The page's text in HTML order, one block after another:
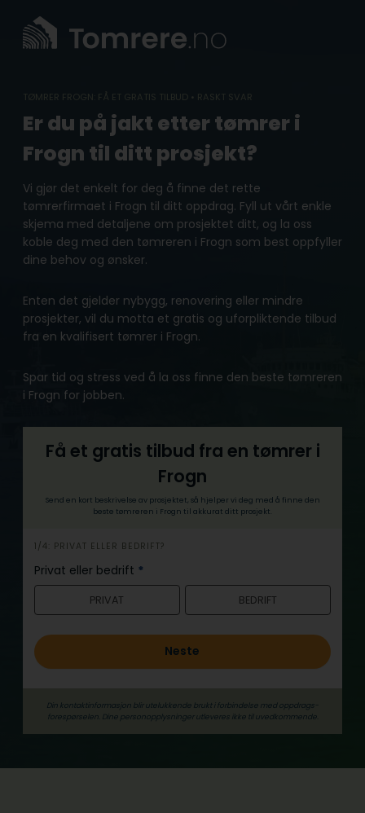
content
TØMRER FROGN: FÅ ET GRATIS TILBUD • RASKT SVAR
Er du på jakt etter tømrer i
Frogn til ditt prosjekt?
Vi gjør det enkelt for deg å finne det rette
tømrerfirmaet i Frogn til ditt oppdrag. Fyll ut vårt enkle
skjema med detaljene om prosjektet ditt, og la oss
koble deg med den tømreren i Frogn som best oppfyller
dine behov og ønsker.
Enten det gjelder nybygg, renovering eller mindre
prosjekter, vil du motta et gratis og uforpliktende tilbud
fra en kvalifisert tømrer i Frogn.
Spar tid og stress ved å la oss finne den beste tømreren
i Frogn for jobben.
Få et gratis tilbud fra en tømrer i
Frogn
Send en kort beskrivelse av prosjektet, så hjelper vi deg med å finne den
beste tømreren i Frogn til akkurat ditt prosjekt.
h
e
r
1/4: PRIVAT ELLER BEDRIFT?
Privat eller bedrift *
PRIVAT BEDRIFT
Neste
Din kontaktinformasjon blir utelukkende brukt i forbindelse med oppdrags­
forespørselen. Dine person­­opplysninger utleveres ikke til uvedkommende.